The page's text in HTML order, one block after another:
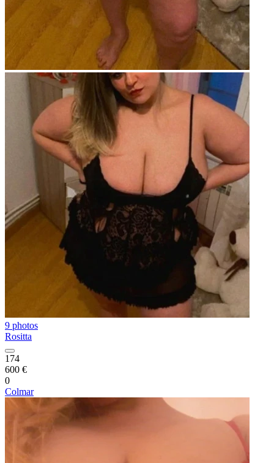
9 photos
Rositta
174
600 €
0
Colmar